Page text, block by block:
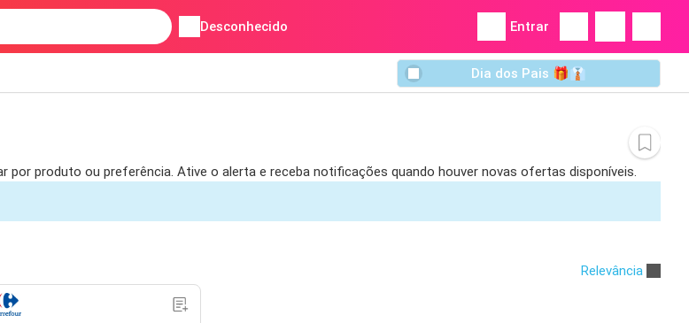
Desconhecido Entrar
Dia dos Pais 🎁👔
produto ou preferência. Ative o alerta e receba notificações quando houver novas ofertas disponíveis.
Relevância